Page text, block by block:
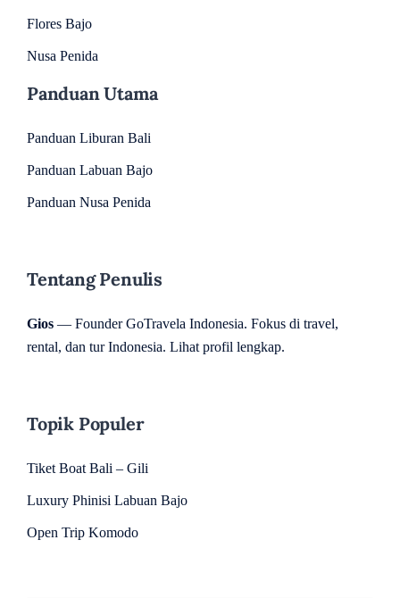
Flores Bajo
Nusa Penida
Panduan Utama
Panduan Liburan Bali
Panduan Labuan Bajo
Panduan Nusa Penida
Tentang Penulis
Gios — Founder GoTravela Indonesia. Fokus di travel,
rental, dan tur Indonesia. Lihat profil lengkap.
Topik Populer
Tiket Boat Bali – Gili
Luxury Phinisi Labuan Bajo
Open Trip Komodo